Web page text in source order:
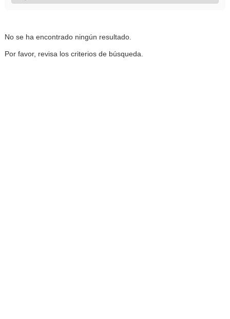
No se ha encontrado ningún resultado.
Por favor, revisa los criterios de búsqueda.